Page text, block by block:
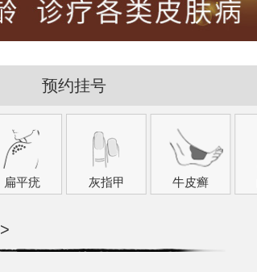
预约挂号
扁平疣 灰指甲 牛皮癣
>